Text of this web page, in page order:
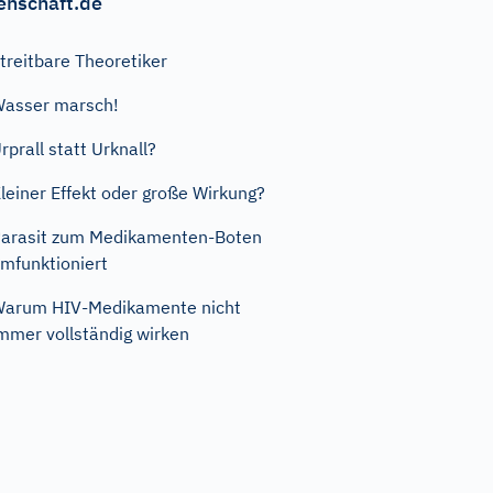
Theoretiker
marsch!
statt Urknall?
Effekt oder große Wirkung?
zum Medikamenten-Boten
HIV-Medikamente nicht
vollständig wirken